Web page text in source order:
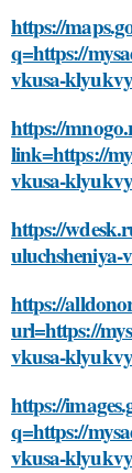
https://
q=https://
vkusa-
https://
link=https://
vkusa-
https://
uluchsheniya-
https://
url=https://
vkusa-
https://
q=https://
vkusa-